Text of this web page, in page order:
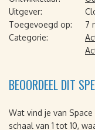
Uitgever:
Toegevoegd op:
7
Categorie:
BEOORDEEL DIT
Wat vind je van
schaal van 1 tot 10,